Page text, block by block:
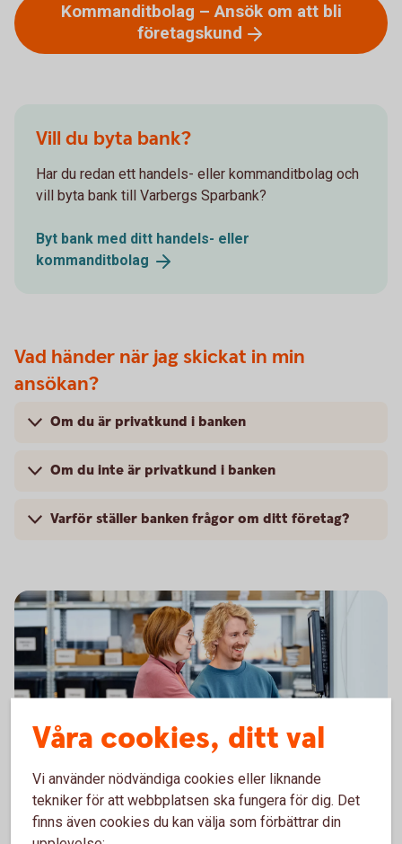
Kommanditbolag – Ansök om att bli
företagskund
Vill du byta bank?
Har du redan ett handels- eller kommanditbolag och
vill byta bank till Varbergs Sparbank?
Byt bank med ditt handels- eller
kommanditbolag
Vad händer när jag skickat in min
ansökan?
Om du är privatkund i banken
Om du inte är privatkund i banken
Varför ställer banken frågor om ditt företag?
Two colleagues working in front of a computer
Företagspaketet
Våra cookies, ditt val
Vi använder nödvändiga cookies eller liknande
tekniker för att webbplatsen ska fungera för dig. Det
finns även cookies du kan välja som förbättrar din